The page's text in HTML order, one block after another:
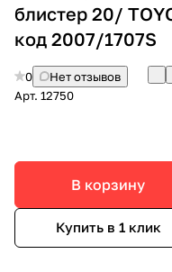
блистер 20/
код 2007/1707S
0
Нет отзывов
Арт. 12750
В корзину
Купить в 1 клик